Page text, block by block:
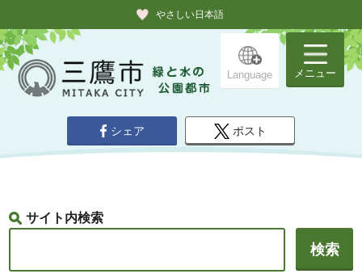
やさしい日本語
Language メニュー
シェア ポスト
サイト内検索